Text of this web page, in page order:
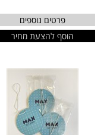
פרטים נוספים
הוסף להצעת מחיר